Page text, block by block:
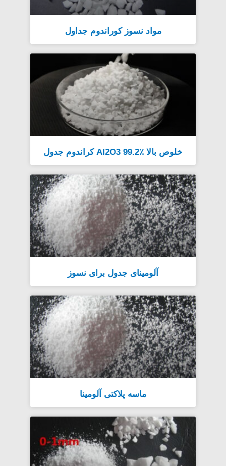
مواد نسوز کوراندوم جداول
خلوص بالا Al2O3 99.2٪ کراندوم جدول
آلومینای جدول برای نسوز
ماسه پلاکتی آلومینا